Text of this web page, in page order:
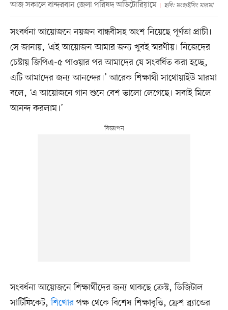
আজ সকালে বান্দরবান জেলা পরিষদ অডিটোরিয়ামে
ছবি: মংহাইসিং মারমা
সংবর্ধনা আয়োজনে নয়জন বান্ধবীসহ অংশ নিয়েছে পূর্ণতা প্রাচী।
সে জানায়, ‘এই আয়োজন আমার জন্য খুবই স্মরণীয়। নিজেদের
চেষ্টায় জিপিএ-৫ পাওয়ার পর আমাদের যে সংবর্ধিত করা হচ্ছে,
এটি আমাদের জন্য আনন্দের।’ আরেক শিক্ষার্থী সাথোয়াইউ মারমা
বলে, ‘এ আয়োজনে গান শুনে বেশ ভালো লেগেছে। সবাই মিলে
আনন্দ করলাম।’
সংবর্ধনা আয়োজনে শিক্ষার্থীদের জন্য থাকছে ক্রেস্ট, ডিজিটাল
সার্টিফিকেট,শিখোরপক্ষ থেকে বিশেষ শিক্ষাবৃত্তি, ফ্রেশ ব্র্যান্ডের